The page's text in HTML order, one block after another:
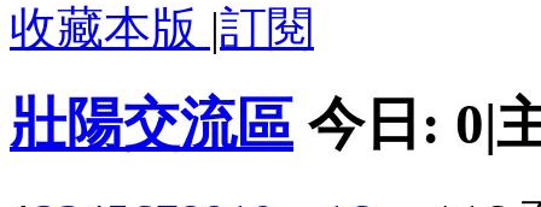
收藏本版 |訂閱
壯陽交流區 今日: 0|